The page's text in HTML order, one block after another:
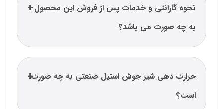
نحوه گارانتی و خدمات پس از فروش این محصول
به چه صورت می باشد؟
حرارت دهی شیر جوش استیل صنعتی به چه صورت
است؟